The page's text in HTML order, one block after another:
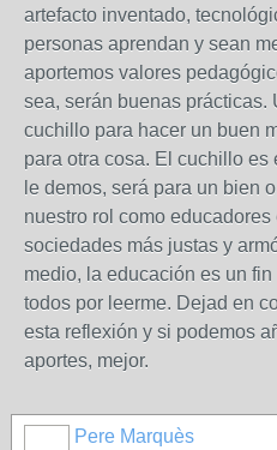
artefacto inventado,
personas aprendan y sean
aportemos valores
sea, serán buenas prácticas.
cuchillo para hacer un buen
para otra cosa. El cuchillo
le demos, será para un bien
nuestro rol como
sociedades más justas y
medio, la educación es un
todos por leerme. Dejad en
esta reflexión y si podemos
aportes, mejor.
Pere Marquès